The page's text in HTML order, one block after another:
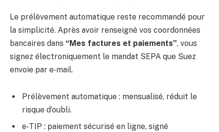
Le prélèvement automatique reste recommandé pour
la simplicité. Après avoir renseigné vos coordonnées
bancaires dans “Mes factures et paiements”, vous
signez électroniquement le mandat SEPA que Suez
envoie par e‑mail.
Prélèvement automatique : mensualisé, réduit le
risque d’oubli.
e‑TIP : paiement sécurisé en ligne, signé